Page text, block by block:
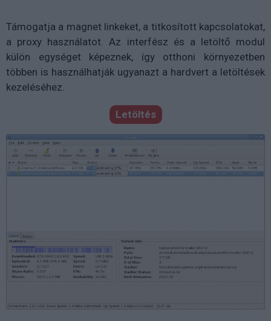
Támogatja a magnet linkeket, a titkosított kapcsolatokat,
a proxy használatot. Az interfész és a letöltő modul
külön egységet képeznek, így otthoni környezetben
többen is használhatják ugyanazt a hardvert a letöltések
kezeléséhez.
Letöltés